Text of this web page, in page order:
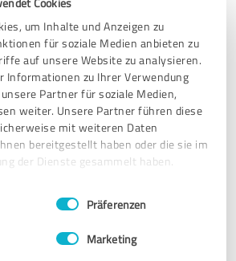
um Inhalte und Anzeigen zu
für soziale Medien anbieten zu
auf unsere Website zu analysieren.
Informationen zu Ihrer Verwendung
Partner für soziale Medien,
weiter. Unsere Partner führen diese
mit weiteren Daten
bereitgestellt haben oder die sie im
der Dienste gesammelt haben.
Präferenzen
Marketing
Empfehlung
Leben darf leicht sein" hat Ulrike
Mit ihrer Kernbotschaft die
zu verwandeln trifft sie voll
Bewertung zu: